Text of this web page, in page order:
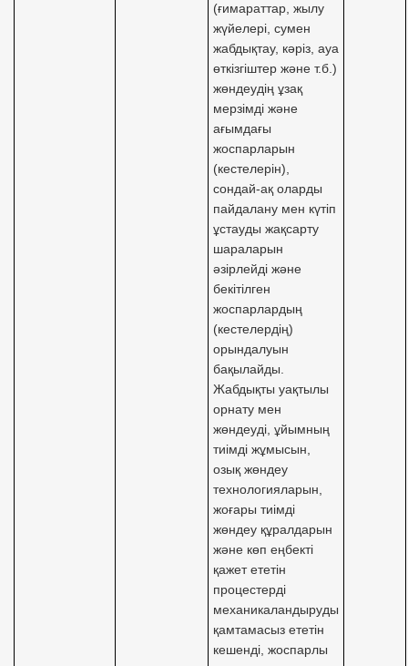
(ғимараттар, жылу
жүйелері, сумен
жабдықтау, кәріз, ауа
өткізгіштер және т.б.)
жөндеудің ұзақ
мерзімді және
ағымдағы
жоспарларын
(кестелерін),
сондай-ақ оларды
пайдалану мен күтіп
ұстауды жақсарту
шараларын
әзірлейді және
бекітілген
жоспарлардың
(кестелердің)
орындалуын
бақылайды.
Жабдықты уақтылы
орнату мен
жөндеуді, ұйымның
тиімді жұмысын,
озық жөндеу
технологияларын,
жоғары тиімді
жөндеу құралдарын
және көп еңбекті
қажет ететін
процестерді
механикаландыруды
қамтамасыз ететін
кешенді, жоспарлы